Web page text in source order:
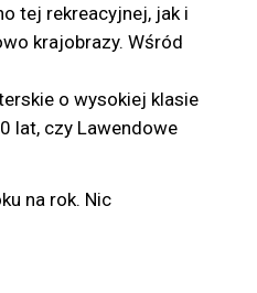
tej rekreacyjnej, jak i
krajobrazy. Wśród
o wysokiej klasie
lat, czy Lawendowe
na rok. Nic